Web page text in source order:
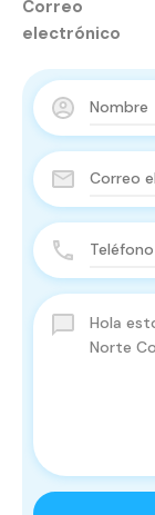
Correo
electrónico